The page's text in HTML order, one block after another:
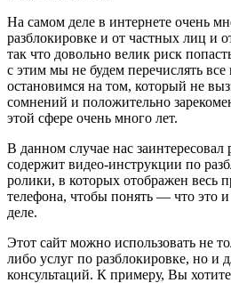
На самом деле в интернете очень
разблокировке и от частных лиц и
так что довольно велик риск
с этим мы не будем перечислять
остановимся на том, который не
сомнений и положительно
этой сфере очень много лет.
В данном случае нас заинтересовал
содержит видео-инструкции по
ролики, в которых отображен весь
телефона, чтобы понять — что это
деле.
Этот сайт можно использовать не
либо услуг по разблокировке, но и
консультаций. К примеру, Вы